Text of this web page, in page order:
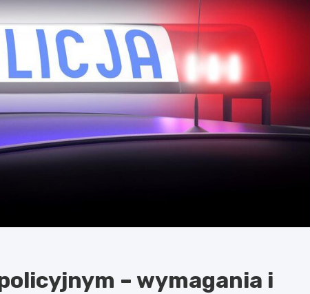
– wymagania i